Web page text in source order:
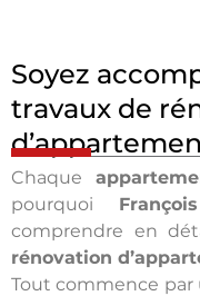
Soyez
travaux de
Chaque
pourquoi
comprendre en
rénovation
Tout commence